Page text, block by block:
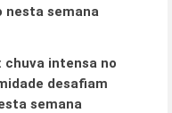
nesta semana
chuva intensa no
desafiam
semana